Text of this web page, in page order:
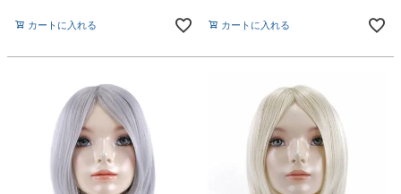
カートに入れる カートに入れる